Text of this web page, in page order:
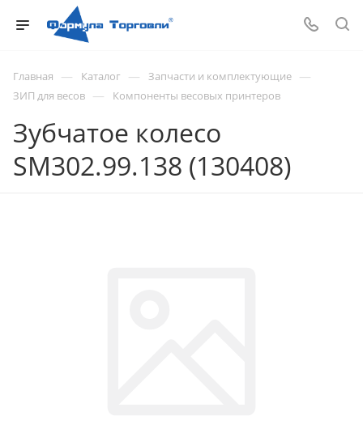
Главная — Каталог — Запчасти и комплектующие —
ЗИП для весов — Компоненты весовых принтеров
Зубчатое колесо
SM302.99.138 (130408)